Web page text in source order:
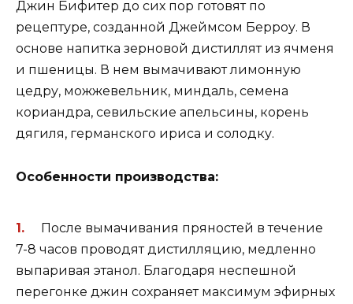
Джин Бифитер до сих пор готовят по
рецептуре, созданной Джеймсом Берроу. В
основе напитка зерновой дистиллят из ячменя
и пшеницы. В нем вымачивают лимонную
цедру, можжевельник, миндаль, семена
кориандра, севильские апельсины, корень
дягиля, германского ириса и солодку.
Особенности производства:
После вымачивания пряностей в течение
7-8 часов проводят дистилляцию, медленно
выпаривая этанол. Благодаря неспешной
перегонке джин сохраняет максимум эфирных